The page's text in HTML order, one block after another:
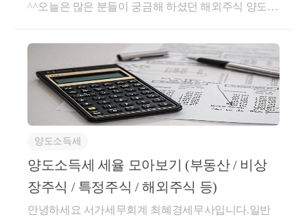
^^오늘은 많은 분들이 궁금해 하셨던 해외주식 양도세
식 양도세 부과기준은?▶해외주식 양도세 부과기준은
다음과 같습니다.·과세대상: 해외주식을 매도한뒤 발
생한 양도차익·기본공제 : 연간250만원까지 공제 가능
합니다.(국내, 국외주식 양도차익 통산합니다)·적용세
율: 기본공제를 초과한 금액에 대해서22%(국세20%,지
방세 2%)·관련법령:소득세법 94조, 소득세법 시행령 15
7조의 3▶해외주식 양도세는외국법인이 발행하거나
외국에 있는 시장에 상장된 주식은 투자금액에 관계없
식은 대주주 요건을 충족한 경우에 한하여 과세됩니
다.국내 상장주식에 양도세는?▶대주주 요건 충족 기
양도소득세
양도소득세 세율 모아보기 (부동산 / 비상
장주식 / 특정주식 / 해외주식 등)
안녕하세요 서가세무회계 최혜경세무사입니다.일반